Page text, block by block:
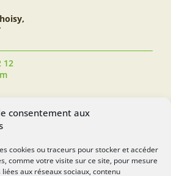
consentement aux
cookies ou traceurs pour stocker et accéder
comme votre visite sur ce site, pour mesure
aux réseaux sociaux, contenu
12